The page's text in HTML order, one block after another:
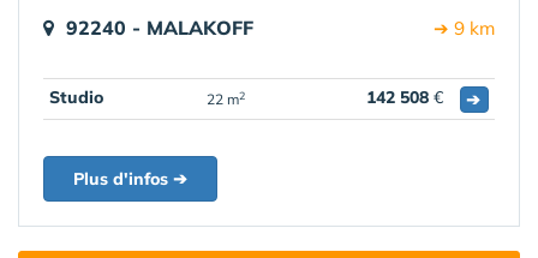
92240 - MALAKOFF ➔ 9 km
Studio 22 m2 142 508 € ➔
Plus d'infos ➔